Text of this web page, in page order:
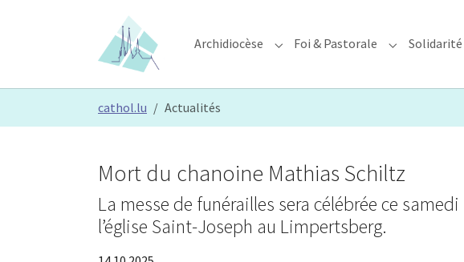
Archidiocèse Submenu for "Archidiocèse"
Foi & Pastorale Submenu for
Solidarité
cathol.lu Actualités
Mort du chanoine Mathias Schiltz
La messe de funérailles sera célébrée ce
l’église Saint-Joseph au Limpertsberg.